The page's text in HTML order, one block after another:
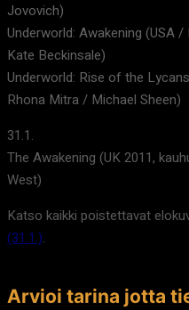
Jovovich)
Underworld: Awakening (USA
Kate Beckinsale)
Underworld: Rise of the
Rhona Mitra / Michael Sheen)
31.1.
The Awakening (UK 2011,
West)
Katso kaikki poistettavat
(31.1.).
Arvioi tarina jotta